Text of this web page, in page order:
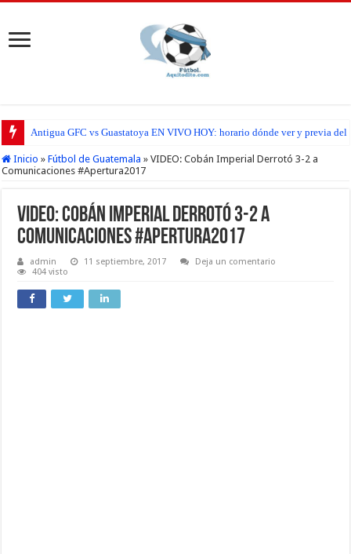
Antigua GFC vs Guastatoya EN VIVO HOY: horario dónde ver y previa
Inicio » Fútbol de Guatemala » VIDEO: Cobán Imperial Derrotó 3-2 a
Comunicaciones #Apertura2017
VIDEO: Cobán Imperial Derrotó 3-2 a
Comunicaciones #Apertura2017
admin 11 septiembre, 2017
Deja un comentario
404 visto